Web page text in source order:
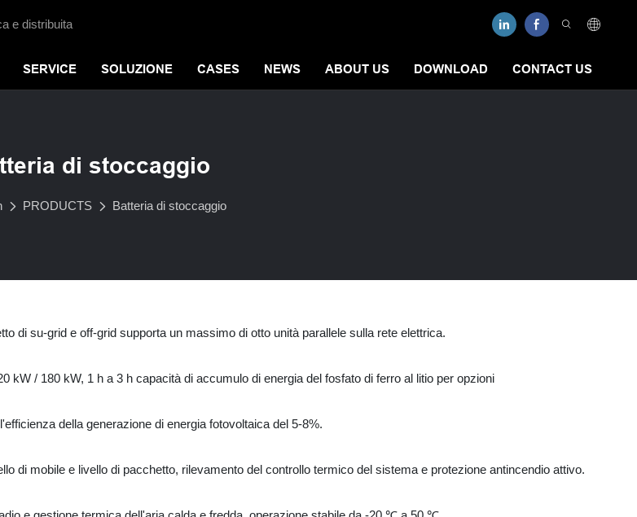
e distribuita
SERVICE SOLUZIONE CASES NEWS ABOUT US DOWNLOAD CONTACT US
di stoccaggio
PRODUCTS Batteria di stoccaggio
di su-grid e off-grid supporta un massimo di otto unità parallele sulla rete elettrica.
kW / 180 kW, 1 h a 3 h capacità di accumulo di energia del fosfato di ferro al litio per opzioni
della generazione di energia fotovoltaica del 5-8%.
di mobile e livello di pacchetto, rilevamento del controllo termico del sistema e protezione antincendio attivo.